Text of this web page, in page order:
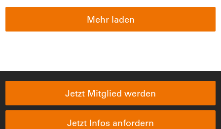
Mehr laden
Jetzt Mitglied werden
Jetzt Infos anfordern